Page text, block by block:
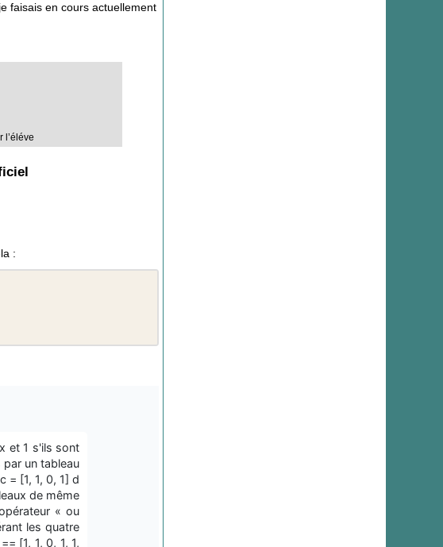
faisais en cours actuellement
l’éléve
: